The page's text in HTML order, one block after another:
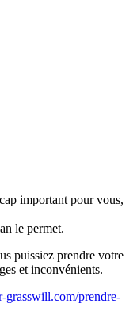
important pour vous,
le permet.
puissiez prendre votre
et inconvénients.
grasswill.com/prendre-